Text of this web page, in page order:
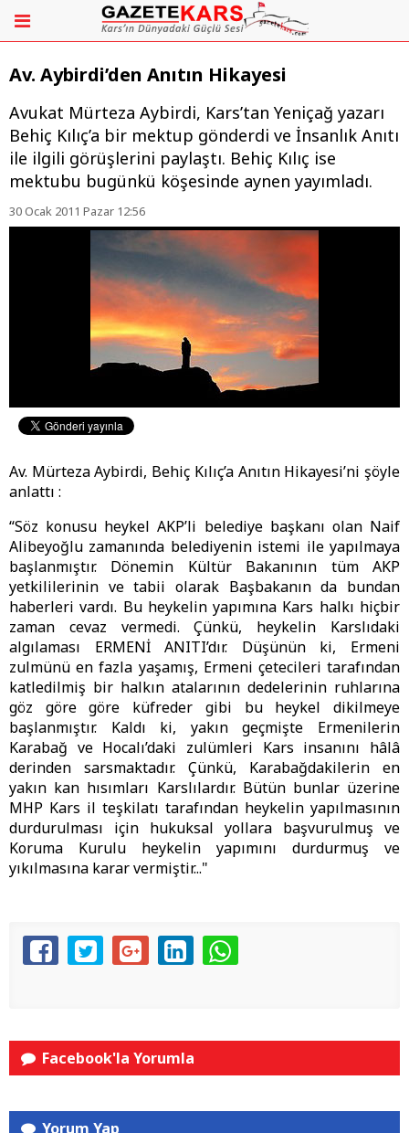
Av. Aybirdi’den Anıtın Hikayesi
Avukat Mürteza Aybirdi, Kars’tan Yeniçağ yazarı
Behiç Kılıç’a bir mektup gönderdi ve İnsanlık Anıtı
ile ilgili görüşlerini paylaştı. Behiç Kılıç ise
mektubu bugünkü köşesinde aynen yayımladı.
30 Ocak 2011 Pazar 12:56
Av. Mürteza Aybirdi, Behiç Kılıç’a Anıtın Hikayesi’ni şöyle
anlattı :
“Söz konusu heykel AKP’li belediye başkanı olan Naif
Alibeyoğlu zamanında belediyenin istemi ile yapılmaya
başlanmıştır. Dönemin Kültür Bakanının tüm AKP
yetkililerinin ve tabii olarak Başbakanın da bundan
haberleri vardı. Bu heykelin yapımına Kars halkı hiçbir
zaman cevaz vermedi. Çünkü, heykelin Karslıdaki
algılaması ERMENİ ANITI’dır. Düşünün ki, Ermeni
zulmünü en fazla yaşamış, Ermeni çetecileri tarafından
katledilmiş bir halkın atalarının dedelerinin ruhlarına
göz göre göre küfreder gibi bu heykel dikilmeye
başlanmıştır. Kaldı ki, yakın geçmişte Ermenilerin
Karabağ ve Hocalı’daki zulümleri Kars insanını hâlâ
derinden sarsmaktadır. Çünkü, Karabağdakilerin en
yakın kan hısımları Karslılardır. Bütün bunlar üzerine
MHP Kars il teşkilatı tarafından heykelin yapılmasının
durdurulması için hukuksal yollara başvurulmuş ve
Koruma Kurulu heykelin yapımını durdurmuş ve
yıkılmasına karar vermiştir..."
Facebook'la Yorumla
Yorum Yap